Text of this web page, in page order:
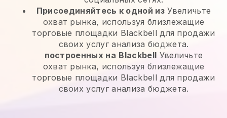
Присоединяйтесь к одной из Увеличьте
охват рынка, используя близлежащие
торговые площадки Blackbell для продажи
своих услуг анализа бюджета.
построенных на Blackbell Увеличьте
охват рынка, используя близлежащие
торговые площадки Blackbell для продажи
своих услуг анализа бюджета.